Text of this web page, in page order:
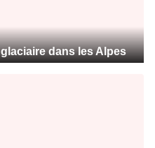
dans les Alpes